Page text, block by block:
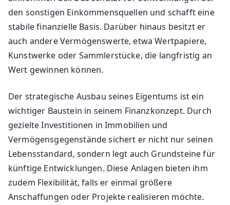
den sonstigen Einkommensquellen und schafft eine
stabile finanzielle Basis. Darüber hinaus besitzt er
auch andere Vermögenswerte, etwa Wertpapiere,
Kunstwerke oder Sammlerstücke, die langfristig an
Wert gewinnen können.
Der strategische Ausbau seines Eigentums ist ein
wichtiger Baustein in seinem Finanzkonzept. Durch
gezielte Investitionen in Immobilien und
Vermögensgegenstände sichert er nicht nur seinen
Lebensstandard, sondern legt auch Grundsteine für
künftige Entwicklungen. Diese Anlagen bieten ihm
zudem Flexibilität, falls er einmal größere
Anschaffungen oder Projekte realisieren möchte.